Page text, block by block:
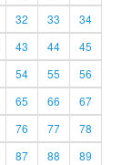
32 33
34
43 44
45
54 55
56
65 66
67
76 77
78
87 88
89